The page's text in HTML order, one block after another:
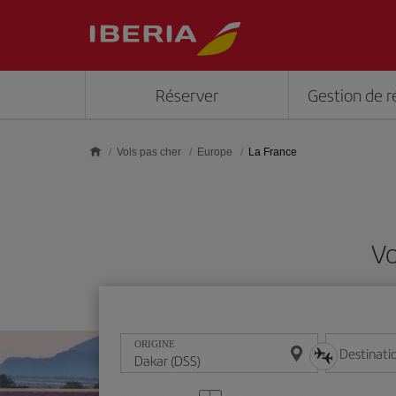
Réserver Gestion de
Vols pas cher Europe La France
ORIGINE